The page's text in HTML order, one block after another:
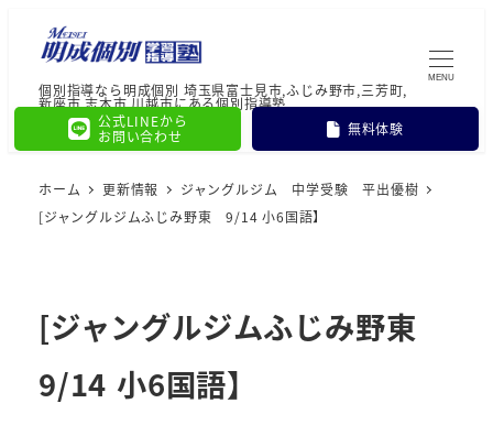
個別指導なら明成個別 埼玉県富士見市,ふじみ野市,三芳町,
新座市,志木市,川越市にある個別指導塾
公式LINEから
お問い合わせ
無料体験
MENU
ホーム 更新情報
ジャングルジム 中学受験 平出優樹
[ジャングルジムふじみ野東 9/14 小6国語】
[ジャングルジムふじみ野東
9/14 小6国語】